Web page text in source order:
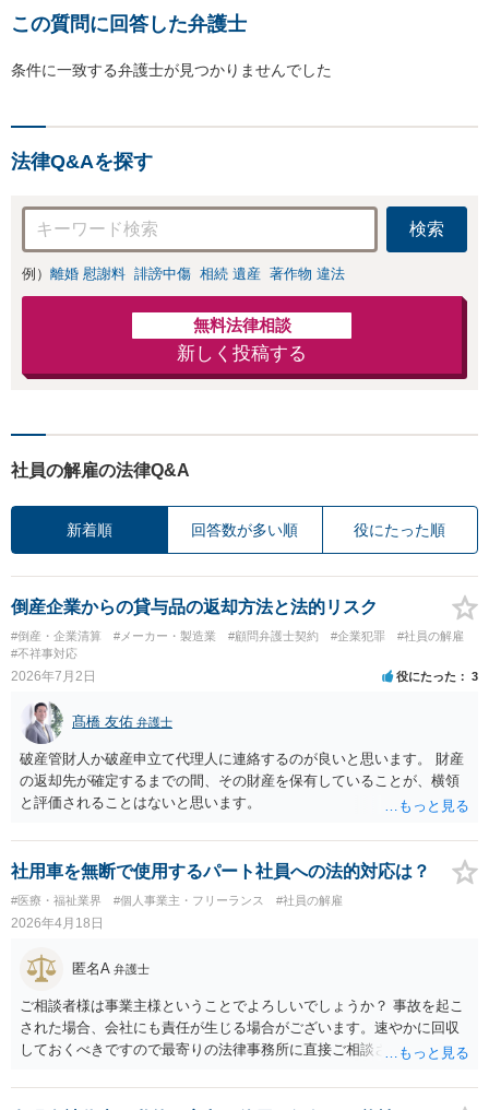
この質問に回答した弁護士
条件に一致する弁護士が見つかりませんでした
法律Q&Aを探す
検索
例） 離婚 慰謝料 誹謗中傷 相続 遺産 著作物 違法
無料法律相談
新しく投稿する
社員の解雇の法律Q&A
新着順 回答数が多い順 役にたった順
倒産企業からの貸与品の返却方法と法的リスク
#倒産・企業清算 #メーカー・製造業 #顧問弁護士契約 #企業犯罪
#社員の解雇
#不祥事対応
2026年7月2日 役にたった 3
髙橋 友佑 弁護士
破産管財人か破産申立て代理人に連絡するのが良いと思います。 財産
の返却先が確定するまでの間、その財産を保有していることが、横領
と評価されることはないと思います。
社用車を無断で使用するパート社員への法的対応は？
#医療・福祉業界 #個人事業主・フリーランス #社員の解雇
2026年4月18日
匿名A 弁護士
ご相談者様は事業主様ということでよろしいでしょうか？ 事故を起こ
された場合、会社にも責任が生じる場合がございます。速やかに回収
しておくべきですので最寄りの法律事務所に直接ご相談されてくださ